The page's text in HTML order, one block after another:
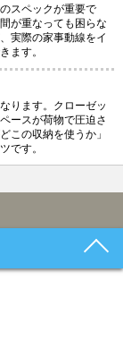
スペックが重要で
が重なっても困らな
実際の家事動線をイ
ます。
ります。クローゼッ
ースが荷物で圧迫さ
この収納を使うか」
です。